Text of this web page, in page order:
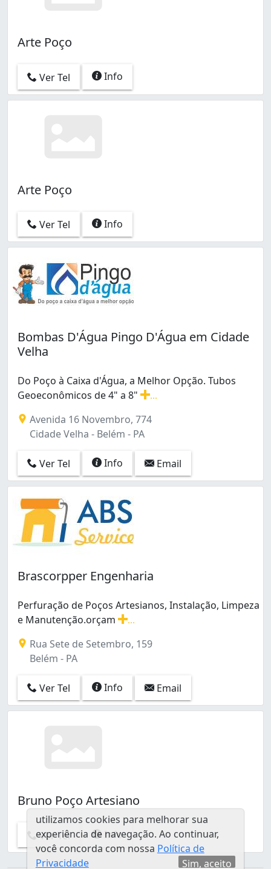
Arte Poço
Ver Tel Info
Arte Poço
Ver Tel Info
Bombas D'Água Pingo D'Água em Cidade
Velha
Do Poço à Caixa d'Água, a Melhor Opção. Tubos
Geoeconômicos de 4" a 8"
Avenida 16 Novembro, 774
Cidade Velha - Belém - PA
Ver Tel Info Email
Brascorpper Engenharia
Perfuração de Poços Artesianos, Instalação, Limpeza
e Manutenção.orçam
Rua Sete de Setembro, 159
Belém - PA
Ver Tel Info Email
Bruno Poço Artesiano
Ver Tel Info
utilizamos cookies para melhorar sua
experiência de navegação. Ao continuar,
você concorda com nossa Política de
Privacidade
Sim, aceito